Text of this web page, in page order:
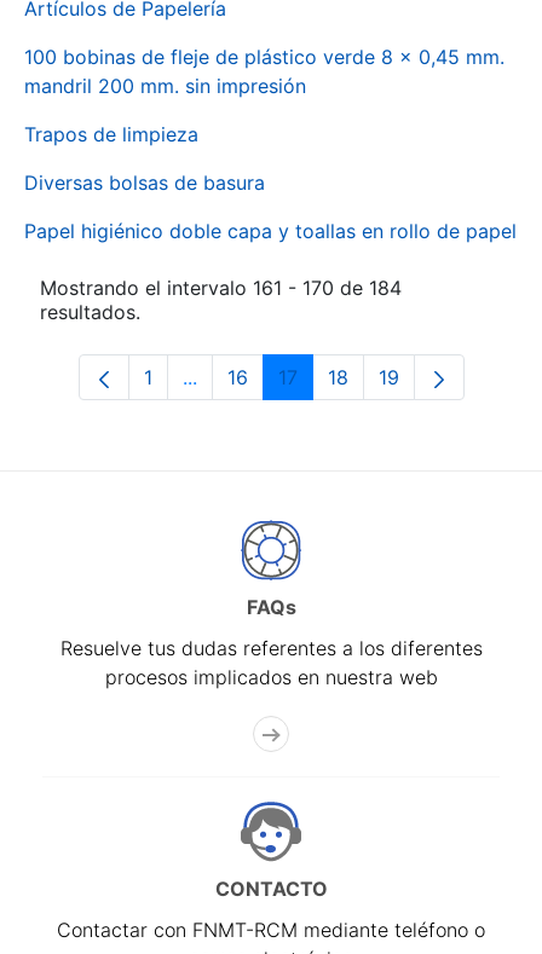
Artículos de Papelería
100 bobinas de fleje de plástico verde 8 x 0,45 mm.
mandril 200 mm. sin impresión
Trapos de limpieza
Diversas bolsas de basura
Papel higiénico doble capa y toallas en rollo de papel
Mostrando el intervalo 161 - 170 de 184
resultados.
Página
1 ...Páginas intermedias Use TAB para
Página
16 Página
17 Página
18 Página
19
FAQs
Resuelve tus dudas referentes a los diferentes
procesos implicados en nuestra web
CONTACTO
Contactar con FNMT-RCM mediante teléfono o